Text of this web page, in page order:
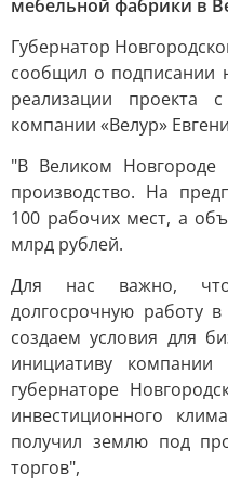
мебельной фабрики в
Губернатор
сообщил о подписании
реализации проекта
компании «Велур»
"В Великом Новгороде
производство. На
100 рабочих мест, а
млрд рублей.
Для нас важно,
долгосрочную работу
создаем условия для
инициативу
губернаторе
инвестиционного
получил землю под
торгов",